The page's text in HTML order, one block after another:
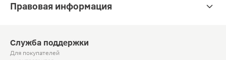
Правовая информация
Служба поддержки
Для покупателей